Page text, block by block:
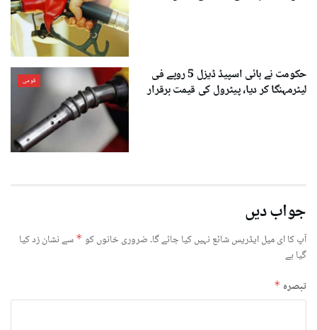
قومی
حکومت نے ہائی اسپیڈ ڈیزل 5 روپے فی
لیٹرمہنگا کر دیا، پیٹرول کی قیمت برقرار
جواب دیں
آپ کا ای میل ایڈریس شائع نہیں کیا جائے گا۔ضروری خانوں کو * سے نشان زد کیا
گیا ہے
تبصرہ *